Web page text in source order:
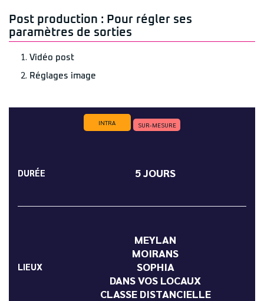
Post production : Pour régler ses
paramètres de sorties
Vidéo post
Réglages image
INTRA SUR-MESURE
DURÉE 5 JOURS
LIEUX
MEYLAN
MOIRANS
SOPHIA
DANS VOS LOCAUX
CLASSE DISTANCIELLE